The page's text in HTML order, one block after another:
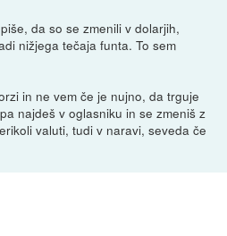
da so se zmenili v dolarjih,
nižjega tečaja funta. To sem
in ne vem če je nujno, da trguje
najdeš v oglasniku in se zmeniš z
valuti, tudi v naravi, seveda če